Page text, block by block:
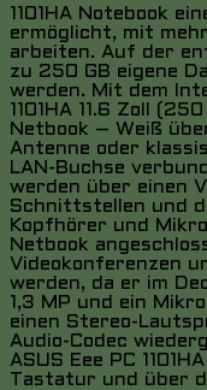
1101HA Notebook
ermöglicht, mit
arbeiten. Auf der
zu 250 GB eigene
werden. Mit dem
1101HA 11.6 Zoll
Netbook – Weiß
Antenne oder
LAN-Buchse
werden über einen
Schnittstellen und
Kopfhörer und
Netbook
Videokonferenzen
werden, da er im
1,3 MP und ein
einen Stereo-
Audio-Codec
ASUS Eee PC
Tastatur und über